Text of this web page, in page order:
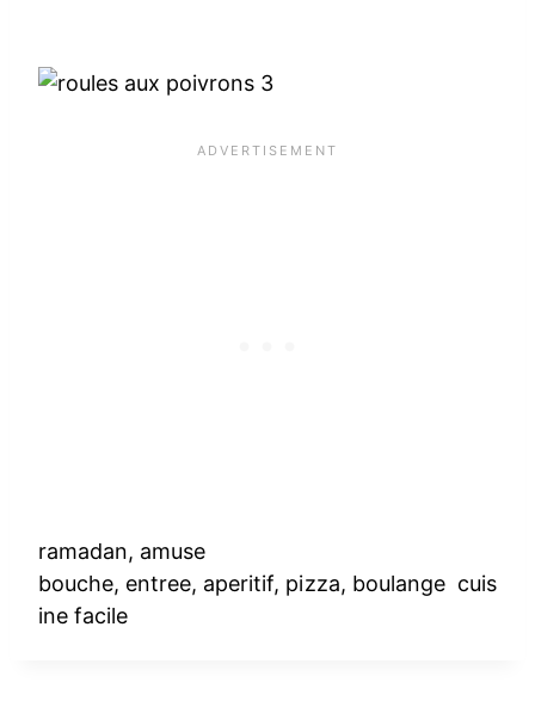
ramadan, amuse
bouche, entree, aperitif, pizza, boulange cuis
ine facile